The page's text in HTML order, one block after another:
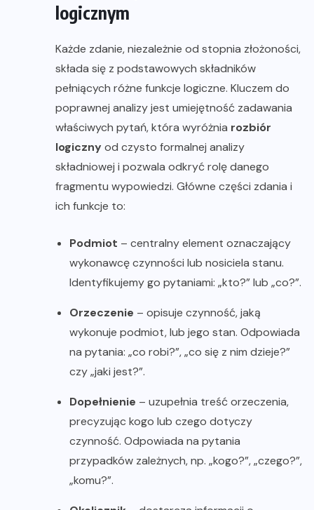
logicznym
Każde zdanie, niezależnie od stopnia złożoności,
składa się z podstawowych składników
pełniących różne funkcje logiczne. Kluczem do
poprawnej analizy jest umiejętność zadawania
właściwych pytań, która wyróżnia rozbiór
logicznyod czysto formalnej analizy
składniowej i pozwala odkryć rolę danego
fragmentu wypowiedzi. Główne części zdania i
ich funkcje to:
Podmiot – centralny element oznaczający
wykonawcę czynności lub nosiciela stanu.
Identyfikujemy go pytaniami: „kto?” lub „co?”.
Orzeczenie – opisuje czynność, jaką
wykonuje podmiot, lub jego stan. Odpowiada
na pytania: „co robi?”, „co się z nim dzieje?”
czy „jaki jest?”.
Dopełnienie – uzupełnia treść orzeczenia,
precyzując kogo lub czego dotyczy
czynność. Odpowiada na pytania
przypadków zależnych, np. „kogo?”, „czego?”,
„komu?”.